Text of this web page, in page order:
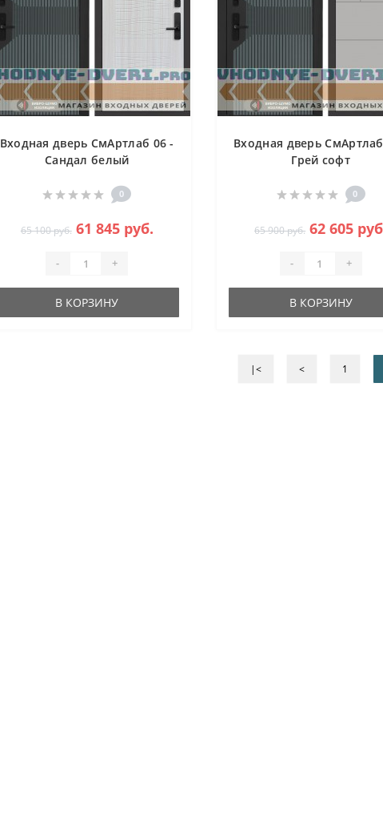
Входная дверь СмАртлаб 06 -
Сандал белый
0
65 100 руб. 61 845 руб.
- +
В КОРЗИНУ
Входная дверь
Грей софт
0
65 900 руб. 62 605
- +
В КОРЗИНУ
|< < 1